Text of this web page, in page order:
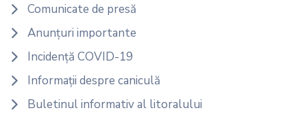
Comunicate de presă
Anunțuri importante
Incidență COVID-19
Informații despre caniculă
Buletinul informativ al litoralului